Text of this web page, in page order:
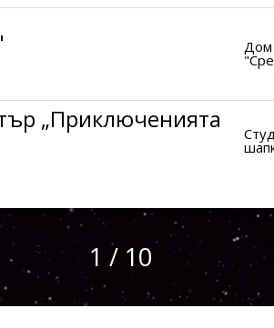
Дом
„Приключенията
1 / 10